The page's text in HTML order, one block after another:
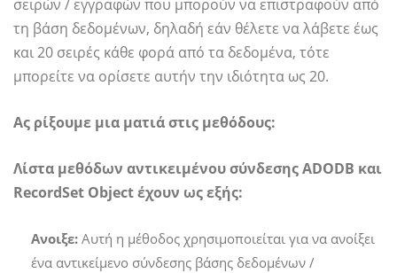
σειρών / εγγραφών που μπορούν να επιστραφούν από
τη βάση δεδομένων, δηλαδή εάν θέλετε να λάβετε έως
και 20 σειρές κάθε φορά από τα δεδομένα, τότε
μπορείτε να ορίσετε αυτήν την ιδιότητα ως 20.
Ας ρίξουμε μια ματιά στις μεθόδους:
Λίστα μεθόδων αντικειμένου σύνδεσης ADODB και
RecordSet Object έχουν ως εξής:
Ανοιξε: Αυτή η μέθοδος χρησιμοποιείται για να ανοίξει
ένα αντικείμενο σύνδεσης βάσης δεδομένων /